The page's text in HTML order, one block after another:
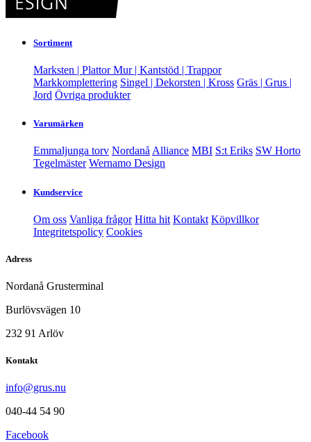
Sortiment
Marksten | PlattorMur | Kantstöd | Trappor
Markkomplettering Singel | Dekorsten | Kross Gräs | Grus |
Jord Övriga produkter
Varumärken
Emmaljunga torv Nordanå Alliance MBI S:t Eriks SW Horto
Tegelmäster Wernamo Design
Kundservice
Om oss Vanliga frågor Hitta hit Kontakt Köpvillkor
Integritetspolicy Cookies
Adress
Nordanå Grusterminal
Burlövsvägen 10
232 91 Arlöv
Kontakt
info@grus.nu
040-44 54 90
Facebook